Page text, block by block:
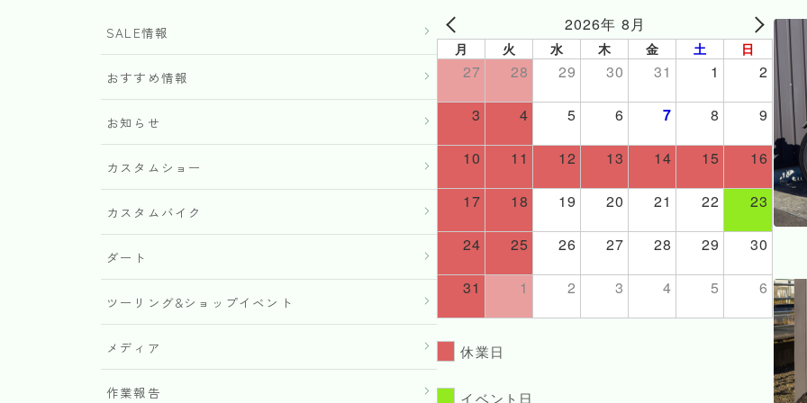
SALE情報
おすすめ情報
お知らせ
カスタムショー
カスタムバイク
ダート
ツーリング&ショップイベント
メディア
作業報告
2026年 8月
月 火 水 木 金 土 日
27 28 29 30 31 1 2
3 4 5 6 7 8 9
10 11 12 13 14 15 16
17 18 19 20 21 22 23
24 25 26 27 28 29 30
31 1 2 3 4 5 6
休業日
イベント日